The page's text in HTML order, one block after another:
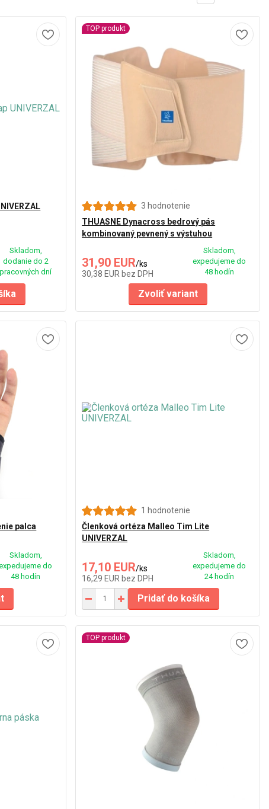
Skladom,
dodanie do 2
pracovných dní
TOP produkt
3 hodnotenie
THUASNE Dynacross bedrový pás
kombinovaný pevnený s výstuhou
31,90 EUR/ks
30,38 EURbez DPH
Skladom,
expedujeme do
48 hodín
Zvoliť variant
palca
Skladom,
do
48 hodín
1 hodnotenie
Členková ortéza Malleo Tim Lite
UNIVERZAL
17,10 EUR/ks
16,29 EURbez DPH
Skladom,
expedujeme do
24 hodín
Pridať do košíka
TOP produkt